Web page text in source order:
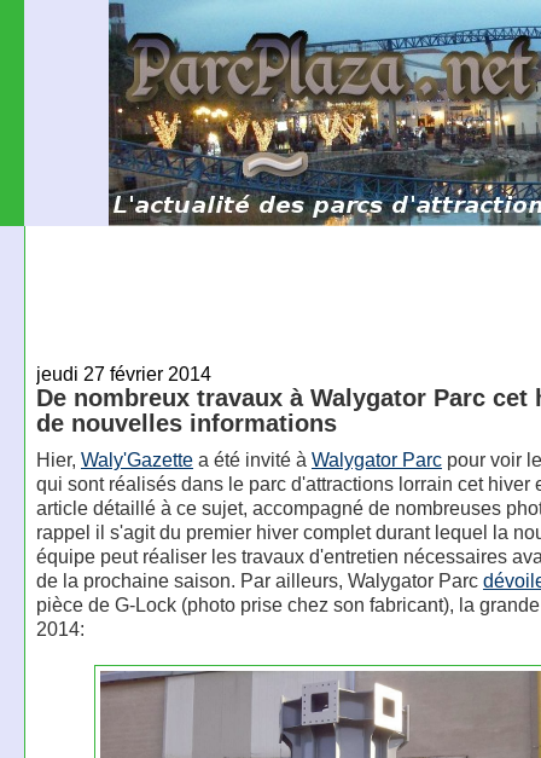
jeudi 27 février 2014
De nombreux travaux à Walygator Parc cet
de nouvelles informations
Hier, Waly'Gazettea été invité à Walygator Parcpour voir
qui sont réalisés dans le parc d'attractions lorrain cet hiver
article détaillé à ce sujet, accompagné de nombreuses
rappel il s'agit du premier hiver complet durant lequel la
équipe peut réaliser les travaux d'entretien nécessaires
de la prochaine saison. Par ailleurs, Walygator Parc
pièce de G-Lock (photo prise chez son fabricant), la
2014: